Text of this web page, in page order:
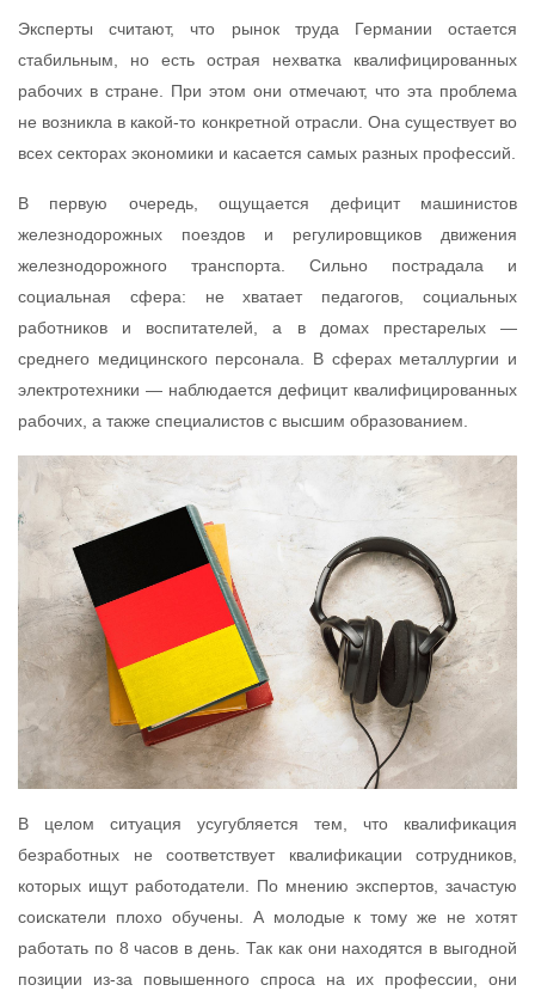
Эксперты считают, что рынок труда Германии остается
стабильным, но есть острая нехватка квалифицированных
рабочих в стране. При этом они отмечают, что эта проблема
не возникла в какой-то конкретной отрасли. Она существует во
всех секторах экономики и касается самых разных профессий.
В первую очередь, ощущается дефицит машинистов
железнодорожных поездов и регулировщиков движения
железнодорожного транспорта. Сильно пострадала и
социальная сфера: не хватает педагогов, социальных
работников и воспитателей, а в домах престарелых —
среднего медицинского персонала. В сферах металлургии и
электротехники — наблюдается дефицит квалифицированных
рабочих, а также специалистов с высшим образованием.
В целом ситуация усугубляется тем, что квалификация
безработных не соответствует квалификации сотрудников,
которых ищут работодатели. По мнению экспертов, зачастую
соискатели плохо обучены. А молодые к тому же не хотят
работать по 8 часов в день. Так как они находятся в выгодной
позиции из-за повышенного спроса на их профессии, они